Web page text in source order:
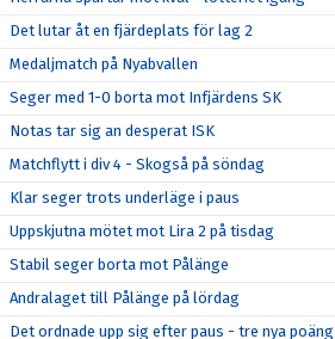
Det lutar åt en fjärdeplats för lag 2
Medaljmatch på Nyabvallen
Seger med 1-0 borta mot Infjärdens SK
Notas tar sig an desperat ISK
Matchflytt i div 4 - Skogså på söndag
Klar seger trots underläge i paus
Uppskjutna mötet mot Lira 2 på tisdag
Stabil seger borta mot Pålänge
Andralaget till Pålänge på lördag
Det ordnade upp sig efter paus - tre nya poäng